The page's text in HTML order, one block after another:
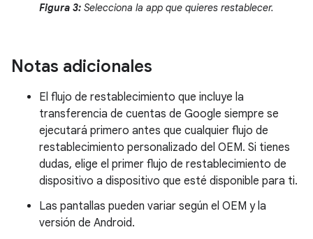
Figura 3: Selecciona la app que quieres restablecer.
Notas adicionales
El flujo de restablecimiento que incluye la
transferencia de cuentas de Google siempre se
ejecutará primero antes que cualquier flujo de
restablecimiento personalizado del OEM. Si tienes
dudas, elige el primer flujo de restablecimiento de
dispositivo a dispositivo que esté disponible para ti.
Las pantallas pueden variar según el OEM y la
versión de Android.